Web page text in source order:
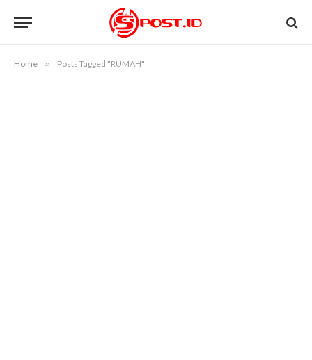
Home » Posts Tagged "RUMAH"